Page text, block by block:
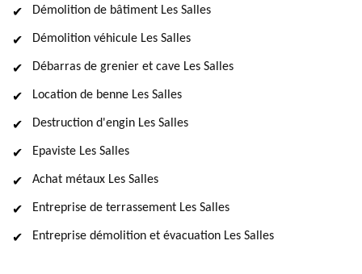
Démolition de bâtiment Les Salles
Démolition véhicule Les Salles
Débarras de grenier et cave Les Salles
Location de benne Les Salles
Destruction d'engin Les Salles
Epaviste Les Salles
Achat métaux Les Salles
Entreprise de terrassement Les Salles
Entreprise démolition et évacuation Les Salles